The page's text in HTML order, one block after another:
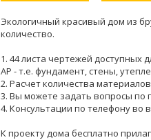
Экологичный красивый дом из
количество.
1. 44 листа чертежей доступных
АР - т.е. фундамент, стены,
2. Расчет количества
3. Вы можете задать вопросы по
4. Консультации по телефону во
К проекту дома бесплатно